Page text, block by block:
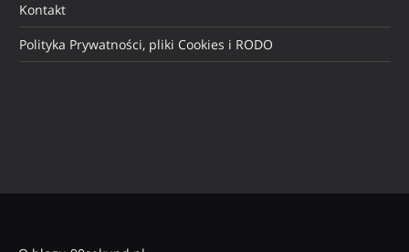
Kontakt
Polityka Prywatności, pliki Cookies i RODO